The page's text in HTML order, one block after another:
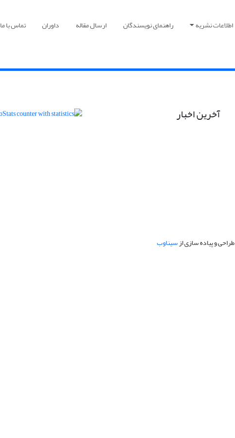
اطلاعات نشریه راهنمای نویسندگان ارسال مقاله داوران تماس با ما
آخرین اخبار
طراحی و پیاده سازی ازسیناوب